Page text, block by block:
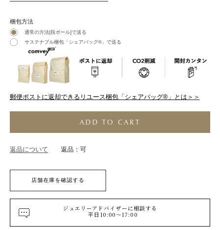
梱包方法
通常の方法[段ボール]で送る
サステナブル梱包「シェアバッグ®︎」で送る
郵便ポストに返却できるリユース梱包「シェアバッグ®︎」とは＞＞
ADD TO CART
返品について 返品：可
店舗在庫を確認する
ジュエリーアドバイザーに相談する
平日10:00～17:00